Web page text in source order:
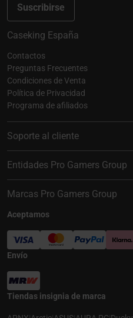
Suscribirse
Caseking España
Contactos
Preguntas Frecuentes
Condiciones de Venta
Política de Privacidad
Programa de afiliados
Soporte al cliente
Entidades Pro Gamers Group
Marcas Pro Gamers Group
Aceptamos
Envío
Tiendas insignia de marca